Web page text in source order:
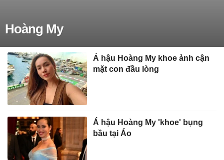
Hoàng My
Á hậu Hoàng My khoe ảnh cận
mặt con đầu lòng
Á hậu Hoàng My 'khoe' bụng
bầu tại Áo